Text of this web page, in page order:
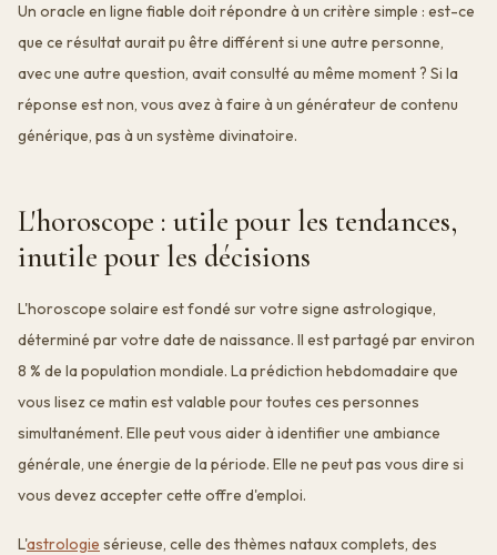
Un oracle en ligne fiable doit répondre à un critère simple : est-ce
que ce résultat aurait pu être différent si une autre personne,
avec une autre question, avait consulté au même moment ? Si la
réponse est non, vous avez à faire à un générateur de contenu
générique, pas à un système divinatoire.
L'horoscope : utile pour les tendances,
inutile pour les décisions
L'horoscope solaire est fondé sur votre signe astrologique,
déterminé par votre date de naissance. Il est partagé par environ
8 % de la population mondiale. La prédiction hebdomadaire que
vous lisez ce matin est valable pour toutes ces personnes
simultanément. Elle peut vous aider à identifier une ambiance
générale, une énergie de la période. Elle ne peut pas vous dire si
vous devez accepter cette offre d'emploi.
L'astrologie sérieuse, celle des thèmes nataux complets, des